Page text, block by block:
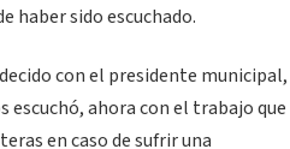
haber sido escuchado.
con el presidente municipal,
escuchó, ahora con el trabajo que
en caso de sufrir una